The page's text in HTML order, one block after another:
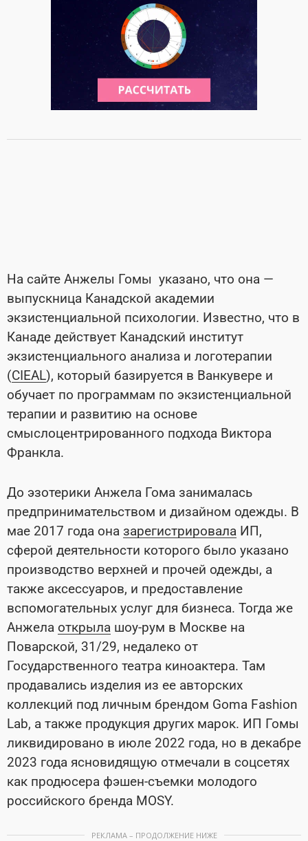
На сайте Анжелы Гомы указано, что она —
выпускница Канадской академии
экзистенциальной психологии. Известно, что в
Канаде действует Канадский институт
экзистенциального анализа и логотерапии
(CIEAL), который базируется в Ванкувере и
обучает по программам по экзистенциальной
терапии и развитию на основе
смыслоцентрированного подхода Виктора
Франкла.
До эзотерики Анжела Гома занималась
предпринимательством и дизайном одежды. В
мае 2017 года она зарегистрировала ИП,
сферой деятельности которого было указано
производство верхней и прочей одежды, а
также аксессуаров, и предоставление
вспомогательных услуг для бизнеса. Тогда же
Анжела открыла шоу-рум в Москве на
Поварской, 31/29, недалеко от
Государственного театра киноактера. Там
продавались изделия из ее авторских
коллекций под личным брендом Goma Fashion
Lab, а также продукция других марок. ИП Гомы
ликвидировано в июле 2022 года, но в декабре
2023 года ясновидящую отмечали в соцсетях
как продюсера фэшен-съемки молодого
российского бренда MOSY.
РЕКЛАМА – ПРОДОЛЖЕНИЕ НИЖЕ